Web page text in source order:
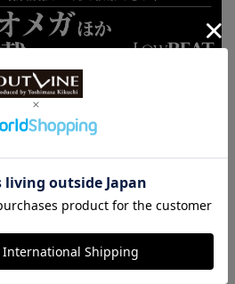
菊地吉正の【ロレックス通
信 No.314】｜技術力を誇
示するグラフィカルで繊細
なジュビリーダイアルモチ